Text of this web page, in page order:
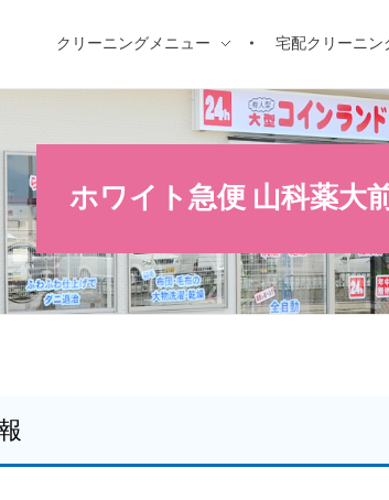
クリーニングメニュー 宅配クリーニン
ホワイト急便 山科薬大